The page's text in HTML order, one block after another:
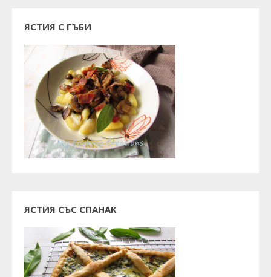
ЯСТИЯ С ГЪБИ
ЯСТИЯ СЪС СПАНАК